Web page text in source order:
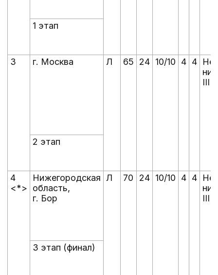
1 этап
3 г. Москва Л 65 24 10/10 4 4
Не
III
2 этап
4
<*>
Нижегородская
область,
г. Бор
Л 70 24 10/10 4 4
Не
III
3 этап (финал)